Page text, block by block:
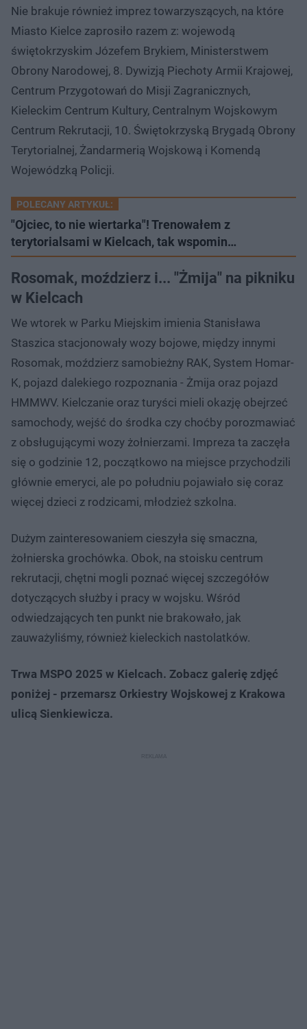
Nie brakuje również imprez towarzyszących, na które
Miasto Kielce zaprosiło razem z: wojewodą
świętokrzyskim Józefem Brykiem, Ministerstwem
Obrony Narodowej, 8. Dywizją Piechoty Armii Krajowej,
Centrum Przygotowań do Misji Zagranicznych,
Kieleckim Centrum Kultury, Centralnym Wojskowym
Centrum Rekrutacji, 10. Świętokrzyską Brygadą Obrony
Terytorialnej, Żandarmerią Wojskową i Komendą
Wojewódzką Policji.
POLECANY ARTYKUŁ:
"Ojciec, to nie wiertarka"! Trenowałem z
terytorialsami w Kielcach, tak wspomin…
Rosomak, moździerz i... "Żmija" na pikniku
w Kielcach
We wtorek w Parku Miejskim imienia Stanisława
Staszica stacjonowały wozy bojowe, między innymi
Rosomak, moździerz samobieżny RAK, System Homar-
K, pojazd dalekiego rozpoznania - Żmija oraz pojazd
HMMWV. Kielczanie oraz turyści mieli okazję obejrzeć
samochody, wejść do środka czy choćby porozmawiać
z obsługującymi wozy żołnierzami. Impreza ta zaczęła
się o godzinie 12, początkowo na miejsce przychodzili
głównie emeryci, ale po południu pojawiało się coraz
więcej dzieci z rodzicami, młodzież szkolna.
Dużym zainteresowaniem cieszyła się smaczna,
żołnierska grochówka. Obok, na stoisku centrum
rekrutacji, chętni mogli poznać więcej szczegółów
dotyczących służby i pracy w wojsku. Wśród
odwiedzających ten punkt nie brakowało, jak
zauważyliśmy, również kieleckich nastolatków.
Trwa MSPO 2025 w Kielcach. Zobacz galerię zdjęć
poniżej - przemarsz Orkiestry Wojskowej z Krakowa
ulicą Sienkiewicza.